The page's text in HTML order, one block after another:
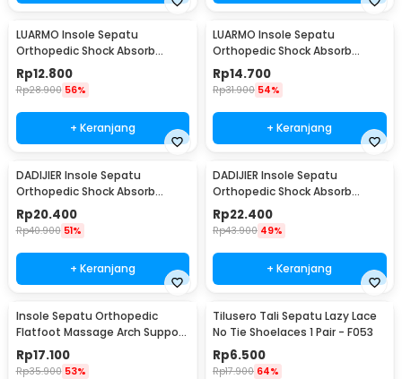
LUARMO Insole Sepatu
Orthopedic Shock Absorb
Cushioned EVA Foam M - L3
Rp12.800
Rp28.900 56%
+ Keranjang
LUARMO Insole Sepatu
Orthopedic Shock Absorb
Cushioned EVA Foam L - L3
Rp14.700
Rp31.900 54%
+ Keranjang
DADIJIER Insole Sepatu
Orthopedic Shock Absorb
Silicone Gel M - KYL
Rp20.400
Rp40.900 51%
+ Keranjang
DADIJIER Insole Sepatu
Orthopedic Shock Absorb
Silicone Gel L - KYL
Rp22.400
Rp43.900 49%
+ Keranjang
Insole Sepatu Orthopedic
Flatfoot Massage Arch Support
EVA 44-47 - E003
Rp17.100
Rp35.900 53%
Tilusero Tali Sepatu Lazy Lace
No Tie Shoelaces 1 Pair - F053
Rp6.500
Rp17.900 64%